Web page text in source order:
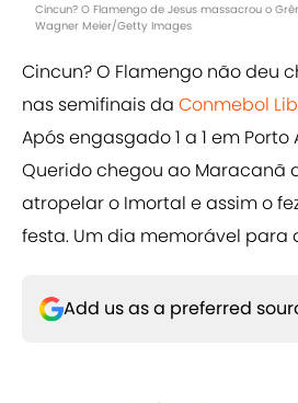
Cincun? O Flamengo de Jesus massacrou o
Wagner Meier/Getty Images
Cincun? O Flamengo não deu
nas semifinais da Conmebol
Após engasgado 1 a 1 em Porto
Querido chegou ao Maracanã
atropelar o Imortal e assim o
festa. Um dia memorável para
Add us as a preferred